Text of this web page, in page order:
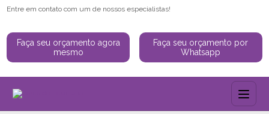
Entre em contato com um de nossos especialistas!
Faça seu orçamento agora
mesmo
Faça seu orçamento por
Whatsapp